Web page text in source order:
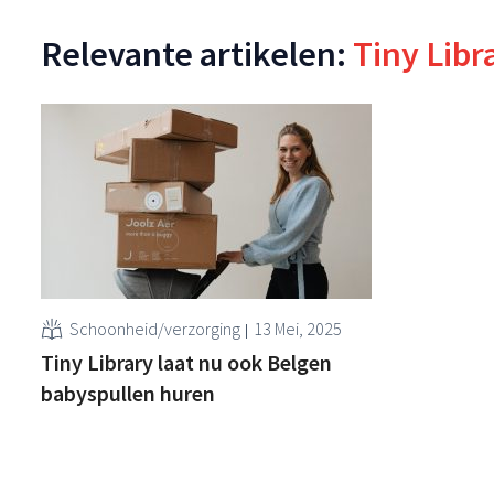
Relevante artikelen: Tiny
Schoonheid/verzorging 13 Mei, 2025
Tiny Library laat nu ook Belgen
babyspullen huren